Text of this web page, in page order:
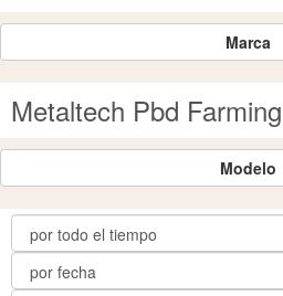
Marca
Metaltech Pbd
Modelo